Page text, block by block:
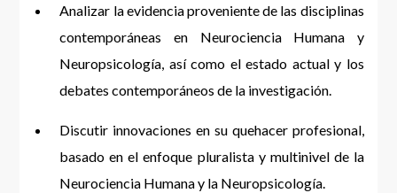
Analizar la evidencia proveniente de las disciplinas
contemporáneas en Neurociencia Humana y
Neuropsicología, así como el estado actual y los
debates contemporáneos de la investigación.
Discutir innovaciones en su quehacer profesional,
basado en el enfoque pluralista y multinivel de la
Neurociencia Humana y la Neuropsicología.